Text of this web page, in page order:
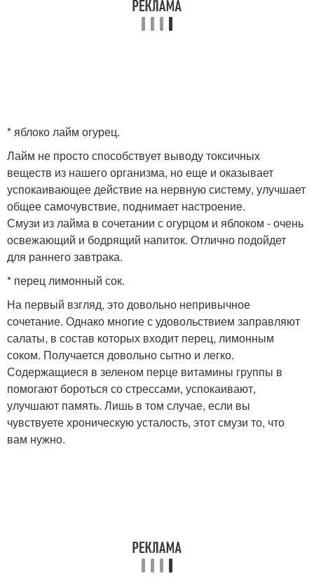
* яблоко лайм огурец.
Лайм не просто способствует выводу токсичных
веществ из нашего организма, но еще и оказывает
успокаивающее действие на нервную систему, улучшает
общее самочувствие, поднимает настроение.
Смузи из лайма в сочетании с огурцом и яблоком - очень
освежающий и бодрящий напиток. Отлично подойдет
для раннего завтрака.
* перец лимонный сок.
На первый взгляд, это довольно непривычное
сочетание. Однако многие с удовольствием заправляют
салаты, в состав которых входит перец, лимонным
соком. Получается довольно сытно и легко.
Содержащиеся в зеленом перце витамины группы в
помогают бороться со стрессами, успокаивают,
улучшают память. Лишь в том случае, если вы
чувствуете хроническую усталость, этот смузи то, что
вам нужно.